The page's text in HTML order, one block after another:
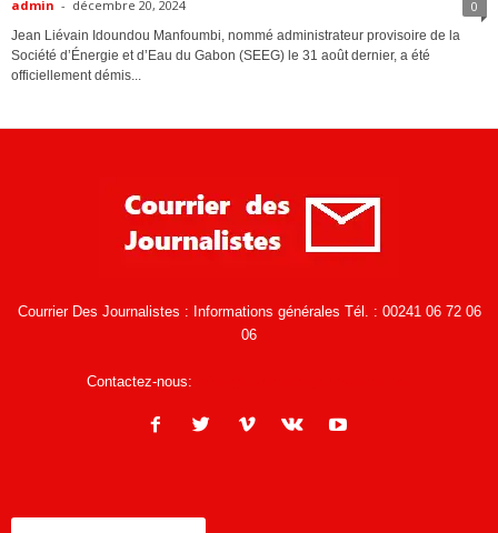
admin - décembre 20, 2024 0
Jean Liévain Idoundou Manfoumbi, nommé administrateur provisoire de la
Société d’Énergie et d’Eau du Gabon (SEEG) le 31 août dernier, a été
officiellement démis...
Courrier Des Journalistes : Informations générales Tél. : 00241 06 72 06
06
Contactez-nous: